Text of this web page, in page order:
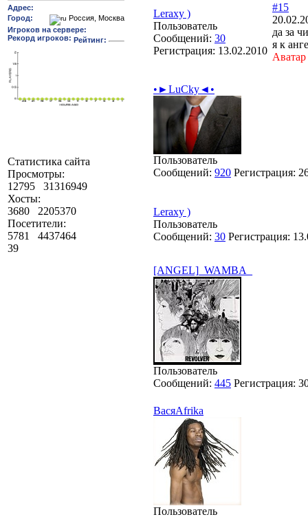
Статистика сайта
Просмотры:
12795
31316949
Хосты:
3680
2205370
Посетители:
5781
4437464
39
Leraxy )
Пользователь
Сообщений: 30
Регистрация: 13.02.2010
#15
да за
я к
•►LuCky◄•
Пользователь
Сообщений: 920 Регистрация:
Leraxy )
Пользователь
Сообщений: 30 Регистрация:
[ANGEL]_WAMBA_
Пользователь
Сообщений: 445 Регистрация:
ВасяAfrika
Пользователь